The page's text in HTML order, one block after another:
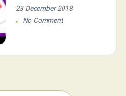
23 December 2018
No Comment